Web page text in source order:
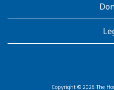
Copyright © 2026 The